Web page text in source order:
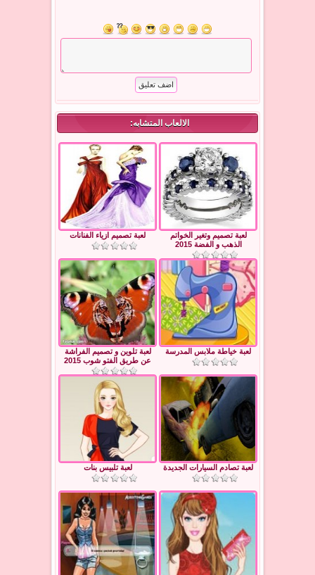
الالعاب المتشابه:
لعبة تصميم وتغير الخواتم
الذهب و الفضة 2015
لعبة تصميم ازياء الفنانات
لعبة خياطة ملابس المدرسة
لعبة تلوين و تصميم الفراشة
عن طريق الفتو شوب 2015
لعبة تصادم السيارات الجديدة لعبة تلبيس بنات